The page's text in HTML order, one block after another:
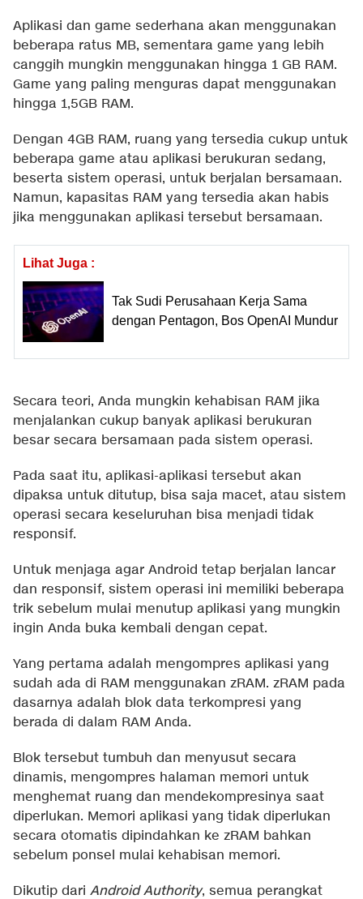
Aplikasi dan game sederhana akan menggunakan
beberapa ratus MB, sementara game yang lebih
canggih mungkin menggunakan hingga 1 GB RAM.
Game yang paling menguras dapat menggunakan
hingga 1,5GB RAM.
Dengan 4GB RAM, ruang yang tersedia cukup untuk
beberapa game atau aplikasi berukuran sedang,
beserta sistem operasi, untuk berjalan bersamaan.
Namun, kapasitas RAM yang tersedia akan habis
jika menggunakan aplikasi tersebut bersamaan.
Lihat Juga :
Tak Sudi Perusahaan Kerja Sama
dengan Pentagon, Bos OpenAI Mundur
Secara teori, Anda mungkin kehabisan RAM jika
menjalankan cukup banyak aplikasi berukuran
besar secara bersamaan pada sistem operasi.
Pada saat itu, aplikasi-aplikasi tersebut akan
dipaksa untuk ditutup, bisa saja macet, atau sistem
operasi secara keseluruhan bisa menjadi tidak
responsif.
Untuk menjaga agar Android tetap berjalan lancar
dan responsif, sistem operasi ini memiliki beberapa
trik sebelum mulai menutup aplikasi yang mungkin
ingin Anda buka kembali dengan cepat.
Yang pertama adalah mengompres aplikasi yang
sudah ada di RAM menggunakan zRAM. zRAM pada
dasarnya adalah blok data terkompresi yang
berada di dalam RAM Anda.
Blok tersebut tumbuh dan menyusut secara
dinamis, mengompres halaman memori untuk
menghemat ruang dan mendekompresinya saat
diperlukan. Memori aplikasi yang tidak diperlukan
secara otomatis dipindahkan ke zRAM bahkan
sebelum ponsel mulai kehabisan memori.
Dikutip dari Android Authority, semua perangkat